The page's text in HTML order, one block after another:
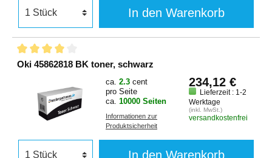
In den Warenkorb
Oki 45862818 BK toner, schwarz
ca. 2.3 cent
pro Seite
ca. 10000 Seiten
Informationen zur
Produktsicherheit
234,12 €
Lieferzeit : 1-2
Werktage
(inkl. MwSt.)
versandkostenfrei
In den Warenkorb